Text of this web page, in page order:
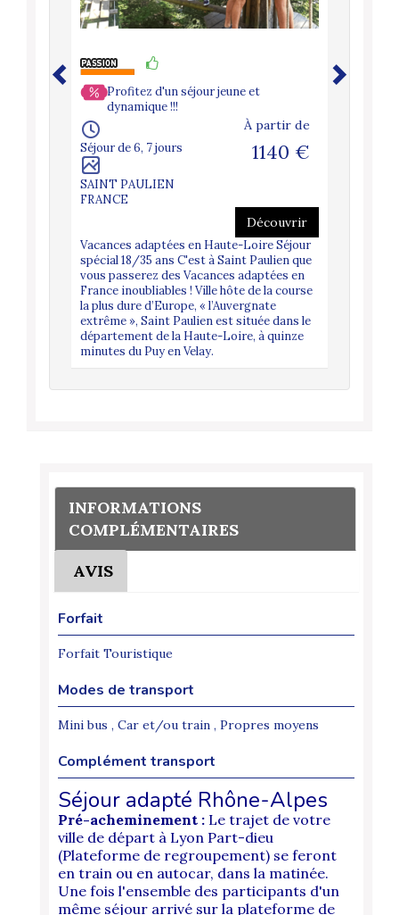
Profitez d'un séjour jeune et
dynamique !!!
Séjour de 6, 7 jours
SAINT PAULIEN
FRANCE
À partir de
1140 €
Découvrir
Vacances adaptées en Haute-Loire Séjour
spécial 18/35 ans C'est à Saint Paulien que
vous passerez des Vacances adaptées en
France inoubliables ! Ville hôte de la course
la plus dure d’Europe, « l’Auvergnate
extrême », Saint Paulien est située dans le
département de la Haute-Loire, à quinze
minutes du Puy en Velay.
INFORMATIONS
COMPLÉMENTAIRES
AVIS
Forfait
Forfait Touristique
Modes de transport
Mini bus , Car et/ou train , Propres moyens
Complément transport
Séjour adapté Rhône-Alpes
Pré-acheminement : Le trajet de votre
ville de départ à Lyon Part-dieu
(Plateforme de regroupement) se feront
en train ou en autocar, dans la matinée.
Une fois l'ensemble des participants d'un
même séjour arrivé sur la plateforme de